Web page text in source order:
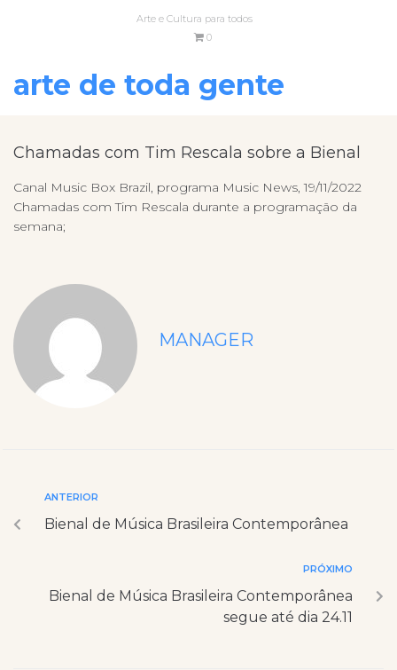
Arte e Cultura para todos
0
arte de toda gente
Chamadas com Tim Rescala sobre a Bienal
Canal Music Box Brazil, programa Music News, 19/11/2022
Chamadas com Tim Rescala durante a programação da
semana;
MANAGER
ANTERIOR
Bienal de Música Brasileira Contemporânea
PRÓXIMO
Bienal de Música Brasileira Contemporânea
segue até dia 24.11